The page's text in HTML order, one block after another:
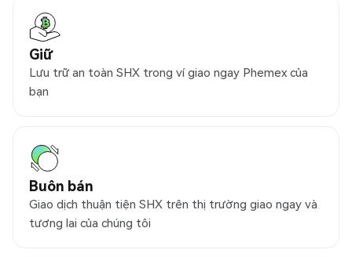
Giữ
Lưu trữ an toàn SHX trong ví giao ngay Phemex của
bạn
Buôn bán
Giao dịch thuận tiện SHX trên thị trường giao ngay và
tương lai của chúng tôi